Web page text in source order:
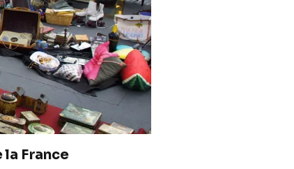
France